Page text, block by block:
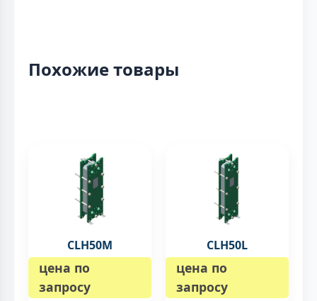
Похожие товары
CLH50M
цена по
запросу
CLH50L
цена по
запросу